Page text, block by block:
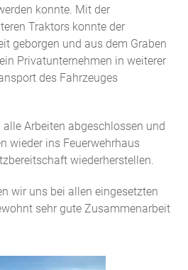
konnte. Mit der
Traktors konnte der
geborgen und aus dem Graben
Privatunternehmen in weiterer
des Fahrzeuges
Arbeiten abgeschlossen und
wieder ins Feuerwehrhaus
wiederherstellen.
wir uns bei allen eingesetzten
sehr gute Zusammenarbeit